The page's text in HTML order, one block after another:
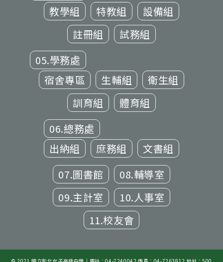
教學組
特教組
設備組
註冊組
試務組
05.學務處
宿舍專區
生輔組
衛生組
訓育組
體育組
06.總務處
出納組
庶務組
文書組
07.圖書館
08.輔導室
09.主計室
10.人事室
11.校友會